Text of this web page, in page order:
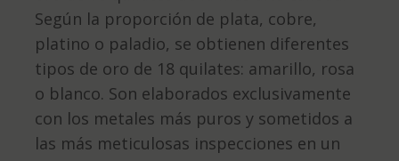
Según la proporción de plata, cobre,
platino o paladio, se obtienen diferentes
tipos de oro de 18 quilates: amarillo, rosa
o blanco. Son elaborados exclusivamente
con los metales más puros y sometidos a
las más meticulosas inspecciones en un